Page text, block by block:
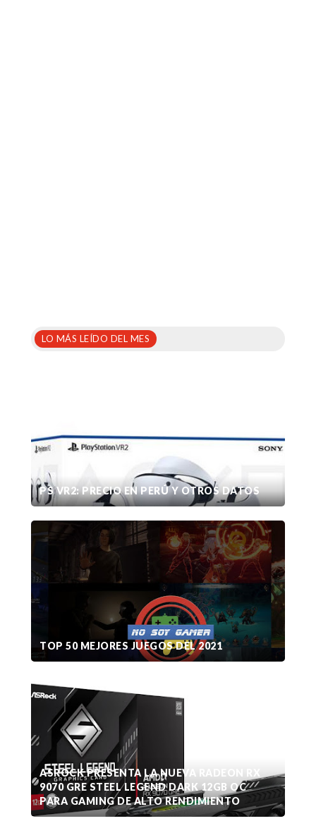
LO MÁS LEÍDO DEL MES
PS VR2: PRECIO EN PERÚ Y OTROS DATOS
TOP 50 MEJORES JUEGOS DEL 2021
ASROCK PRESENTA LA NUEVA RADEON RX
9070 GRE STEEL LEGEND DARK 12GB OC
PARA GAMING DE ALTO RENDIMIENTO